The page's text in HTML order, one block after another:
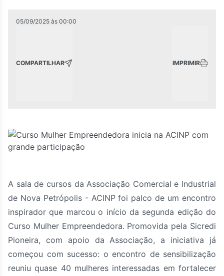
05/09/2025 às 00:00
COMPARTILHAR IMPRIMIR
A sala de cursos da Associação Comercial e Industrial
de Nova Petrópolis - ACINP foi palco de um encontro
inspirador que marcou o início da segunda edição do
Curso Mulher Empreendedora. Promovida pela Sicredi
Pioneira, com apoio da Associação, a iniciativa já
começou com sucesso: o encontro de sensibilização
reuniu quase 40 mulheres interessadas em fortalecer